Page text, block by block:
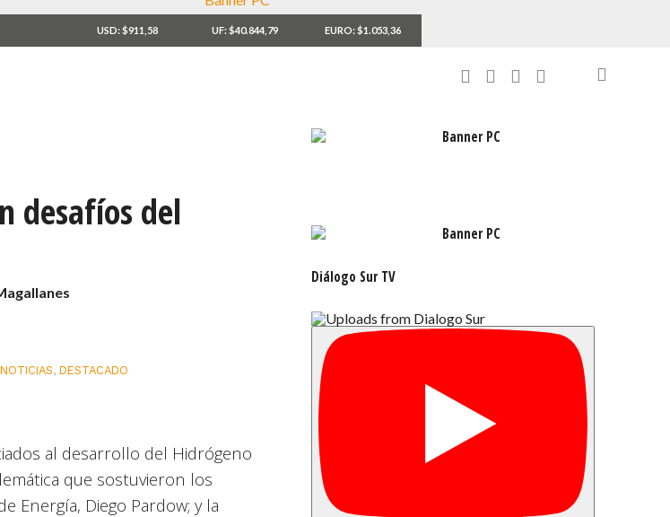
USD: $911,58 UF: $40.844,79 EURO: $1.053,36
desafíos del
,DESTACADO
al desarrollo del Hidrógeno
que sostuvieron los
Energía, Diego Pardow; y la
Diálogo Sur TV